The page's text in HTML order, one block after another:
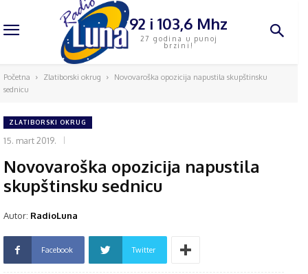
92 i 103,6 Mhz
27 godina u punoj
brzini!
Početna Zlatiborski okrug
Novovaroška opozicija napustila skupštinsku
sednicu
ZLATIBORSKI OKRUG
15. mart 2019.
Novovaroška opozicija napustila
skupštinsku sednicu
Autor: RadioLuna
Facebook Twitter